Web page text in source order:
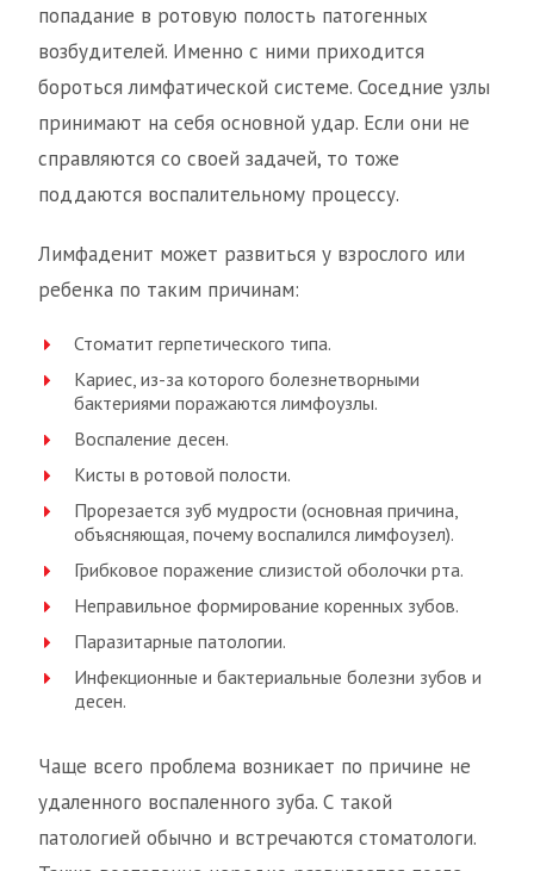
попадание в ротовую полость патогенных
возбудителей. Именно с ними приходится
бороться лимфатической системе. Соседние узлы
принимают на себя основной удар. Если они не
справляются со своей задачей, то тоже
поддаются воспалительному процессу.
Лимфаденит может развиться у взрослого или
ребенка по таким причинам:
Стоматит герпетического типа.
Кариес, из-за которого болезнетворными
бактериями поражаются лимфоузлы.
Воспаление десен.
Кисты в ротовой полости.
Прорезается зуб мудрости (основная причина,
объясняющая, почему воспалился лимфоузел).
Грибковое поражение слизистой оболочки рта.
Неправильное формирование коренных зубов.
Паразитарные патологии.
Инфекционные и бактериальные болезни зубов и
десен.
Чаще всего проблема возникает по причине не
удаленного воспаленного зуба. С такой
патологией обычно и встречаются стоматологи.